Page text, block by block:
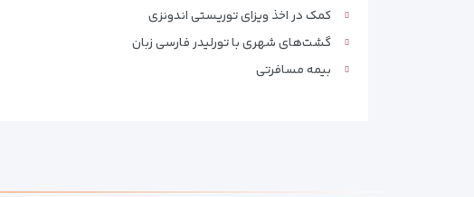
کمک در اخذ ویزای توریستی اندونزی
گشت‌های شهری با تورلیدر فارسی زبان
بیمه مسافرتی